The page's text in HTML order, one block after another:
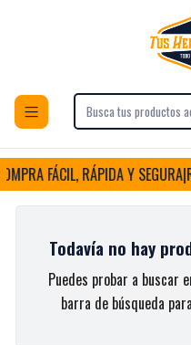
Interruptores y
FÁCIL, RÁPIDA Y SEGURA|
Todavía no hay
Puedes probar a buscar
barra de búsqueda